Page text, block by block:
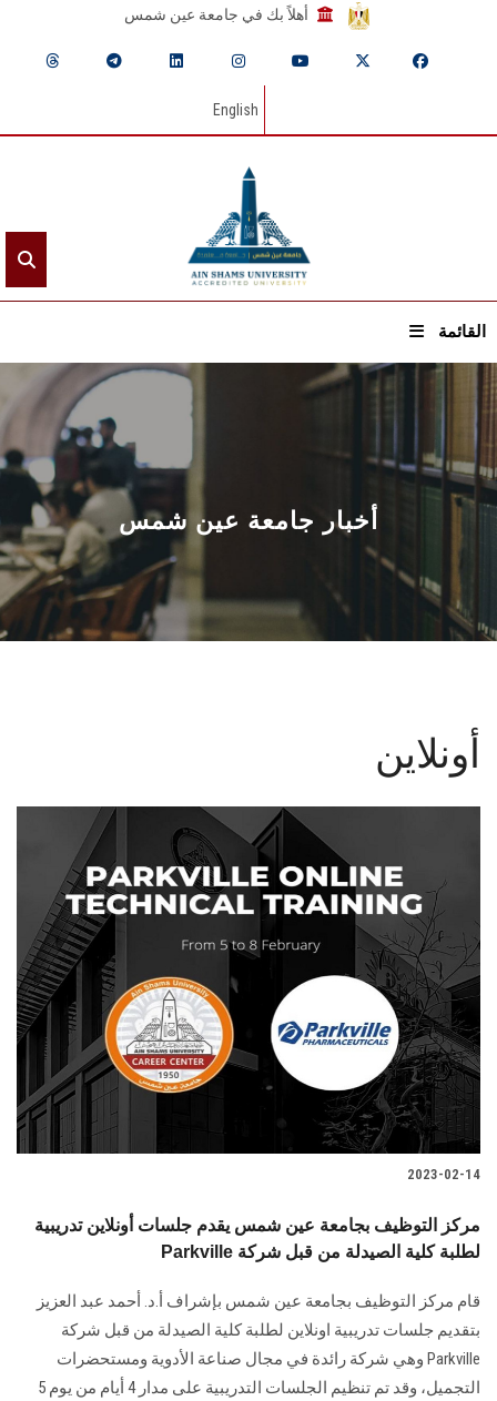
أهلاً بك في جامعة عين شمس
English
القائمة
الرئيسيـة
عن الجامعة
القطاعـات
الشئون الأكاديمية
البحث العلمي
الأنظمة الذكية
تواصل معنا
الطلاب
هيئة التدريس
الدراسات العليا
الزائـرون
سجل الان
أخبار جامعة عين شمس
أونلاين
2023-02-14
مركز التوظيف بجامعة عين شمس يقدم جلسات أونلاين تدريبية
Parkville لطلبة كلية الصيدلة من قبل شركة
قام مركز التوظيف بجامعة عين شمس بإشراف أ.د. أحمد عبد العزيز
بتقديم جلسات تدريبية اونلاين لطلبة كلية الصيدلة من قبل شركة
Parkville وهي شركة رائدة في مجال صناعة الأدوية ومستحضرات
التجميل، وقد تم تنظيم الجلسات التدريبية على مدار 4 أيام من يوم 5